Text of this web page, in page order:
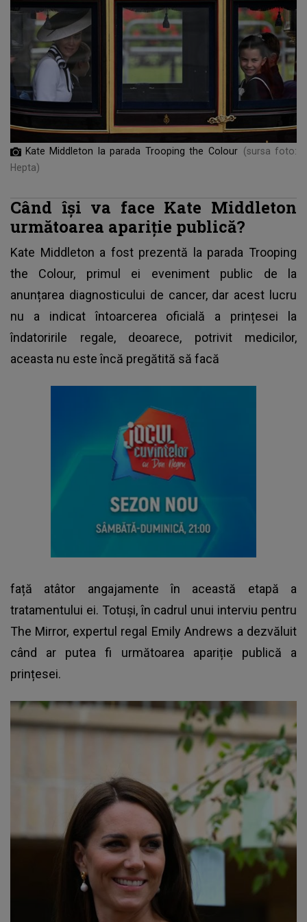
Kate Middleton la parada Trooping the Colour (sursa foto:
Hepta)
Când își va face Kate Middleton
următoarea apariție publică?
Kate Middleton a fost prezentă la parada Trooping
the Colour, primul ei eveniment public de la
anunțarea diagnosticului de cancer, dar acest lucru
nu a indicat întoarcerea oficială a prințesei la
îndatoririle regale, deoarece, potrivit medicilor,
aceasta nu este încă pregătită să facă
față atâtor angajamente în această etapă a
tratamentului ei. Totuși, în cadrul unui interviu pentru
The Mirror, expertul regal Emily Andrews a dezvăluit
când ar putea fi următoarea apariție publică a
prințesei.